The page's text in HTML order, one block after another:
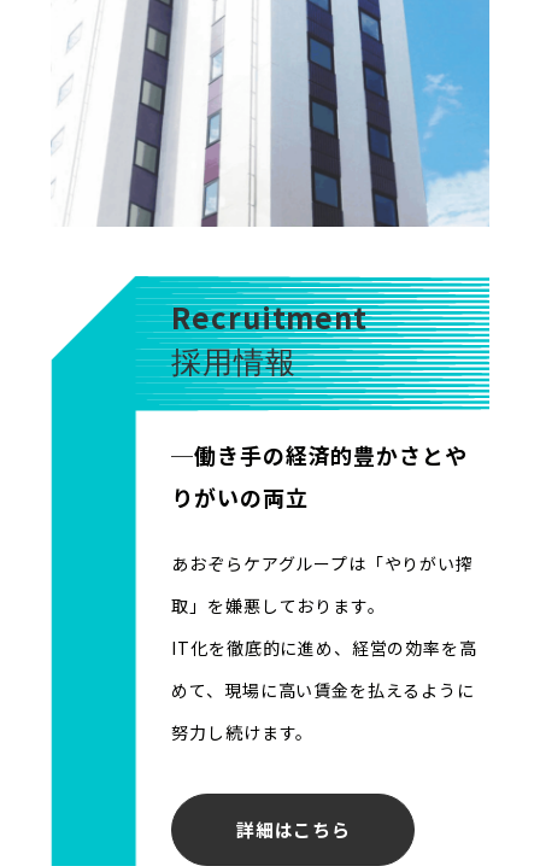
Recruitment
採用情報
─働き手の経済的豊かさとや
りがいの両立
あおぞらケアグループは「やりがい搾
取」を嫌悪しております。
IT化を徹底的に進め、経営の効率を高
めて、現場に高い賃金を払えるように
努力し続けます。
詳細はこちら